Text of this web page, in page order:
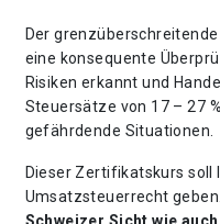
Der
eine konsequente
Risiken erkannt und
Steuersätze von 17 – 27
gefährdende Situationen.
Dieser Zertifikatskurs soll
Umsatzsteuerrecht
Schweizer Sicht wie